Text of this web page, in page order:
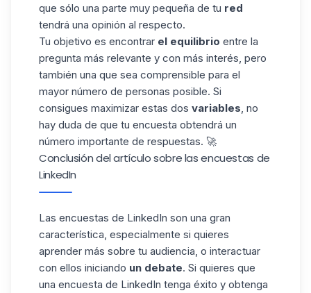
que sólo una parte muy pequeña de tu red
tendrá una opinión al respecto.
Tu objetivo es encontrar el equilibrio entre la
pregunta más relevante y con más interés, pero
también una que sea comprensible para el
mayor número de personas posible. Si
consigues maximizar estas dos variables , no
hay duda de que tu encuesta obtendrá un
número importante de respuestas. 🚀
Conclusión del artículo sobre las encuestas de
LinkedIn
Las encuestas de LinkedIn son una gran
característica, especialmente si quieres
aprender más sobre tu audiencia, o interactuar
con ellos iniciando un debate. Si quieres que
una encuesta de LinkedIn tenga éxito y obtenga